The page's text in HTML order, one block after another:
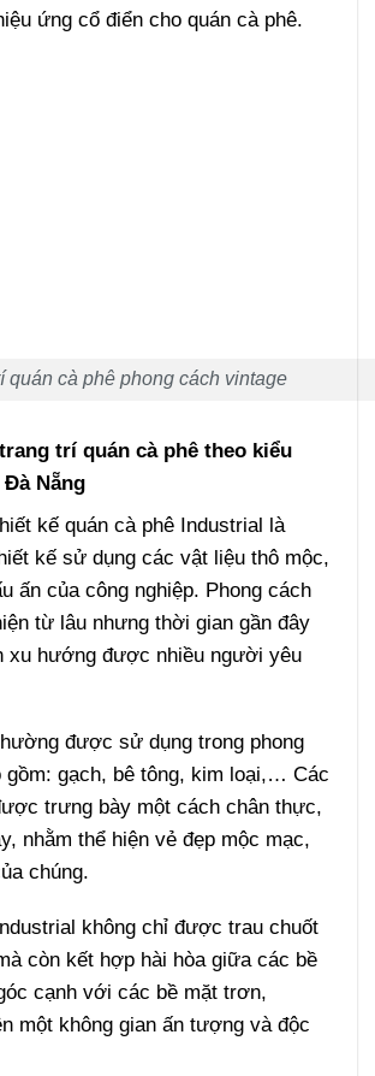
ứng cổ điển cho quán cà phê.
quán cà phê phong cách vintage
trí quán cà phê theo kiểu
Nẵng
kế quán cà phê Industrial là
kế sử dụng các vật liệu thô mộc,
ấn của công nghiệp. Phong cách
từ lâu nhưng thời gian gần đây
xu hướng được nhiều người yêu
được sử dụng trong phong
gồm: gạch, bê tông, kim loại,… Các
trưng bày một cách chân thực,
nhằm thể hiện vẻ đẹp mộc mạc,
chúng.
không chỉ được trau chuốt
còn kết hợp hài hòa giữa các bề
cạnh với các bề mặt trơn,
một không gian ấn tượng và độc